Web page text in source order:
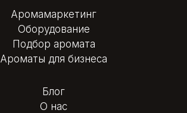
Аромамаркетинг
Оборудование
Подбор аромата
Ароматы для бизнеса
Блог
О нас